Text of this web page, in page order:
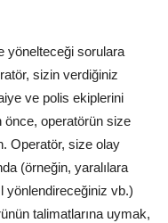
yönelteceği sorulara
sizin verdiğiniz
ve polis ekiplerini
önce, operatörün size
Operatör, size olay
(örneğin, yaralılara
yönlendireceğiniz vb.)
talimatlarına uymak,